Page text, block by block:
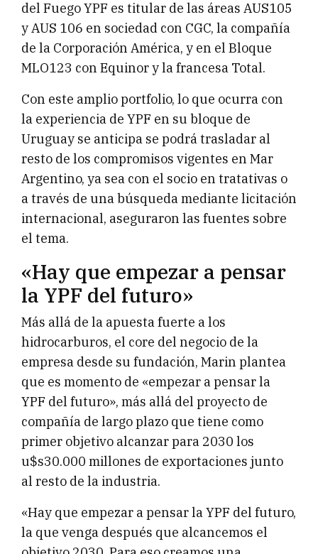
del Fuego YPF es titular de las áreas AUS105
y AUS 106 en sociedad con CGC, la compañía
de la Corporación América, y en el Bloque
MLO123 con Equinor y la francesa Total.
Con este amplio portfolio, lo que ocurra con
la experiencia de YPF en su bloque de
Uruguay se anticipa se podrá trasladar al
resto de los compromisos vigentes en Mar
Argentino, ya sea con el socio en tratativas o
a través de una búsqueda mediante licitación
internacional, aseguraron las fuentes sobre
el tema.
«Hay que empezar a pensar
la YPF del futuro»
Más allá de la apuesta fuerte a los
hidrocarburos, el core del negocio de la
empresa desde su fundación, Marin plantea
que es momento de «empezar a pensar la
YPF del futuro», más allá del proyecto de
compañía de largo plazo que tiene como
primer objetivo alcanzar para 2030 los
u$s30.000 millones de exportaciones junto
al resto de la industria.
«Hay que empezar a pensar la YPF del futuro,
la que venga después que alcancemos el